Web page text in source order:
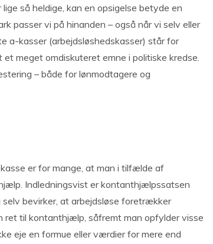
så heldige, kan en opsigelse betyde en
passer vi på hinanden – også når vi selv eller
a-kasser (arbejdsløshedskasser) står for
meget omdiskuteret emne i politiske kredse.
– både for lønmodtagere og
er for mange, at man i tilfælde af
Indledningsvist er kontanthjælpssatsen
bevirker, at arbejdsløse foretrækker
ret til kontanthjælp, såfremt man opfylder visse
eje en formue eller værdier for mere end